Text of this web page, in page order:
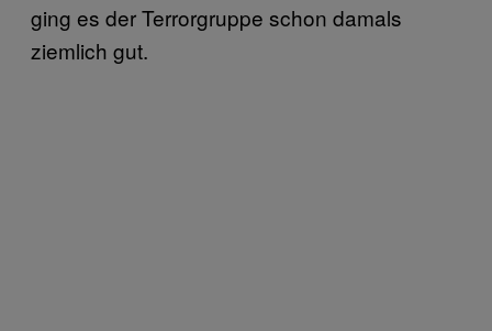
ging es der Terrorgruppe schon damals
ziemlich gut.